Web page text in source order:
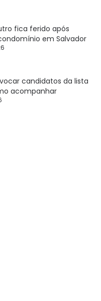
fica ferido após
em Salvador
candidatos da lista
acompanhar